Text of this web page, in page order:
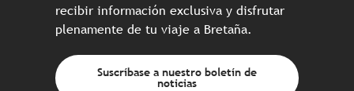
recibir información exclusiva y disfrutar
plenamente de tu viaje a Bretaña.
Suscríbase a nuestro boletín de
noticias